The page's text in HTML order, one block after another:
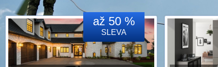
až 50 %
SLEVA